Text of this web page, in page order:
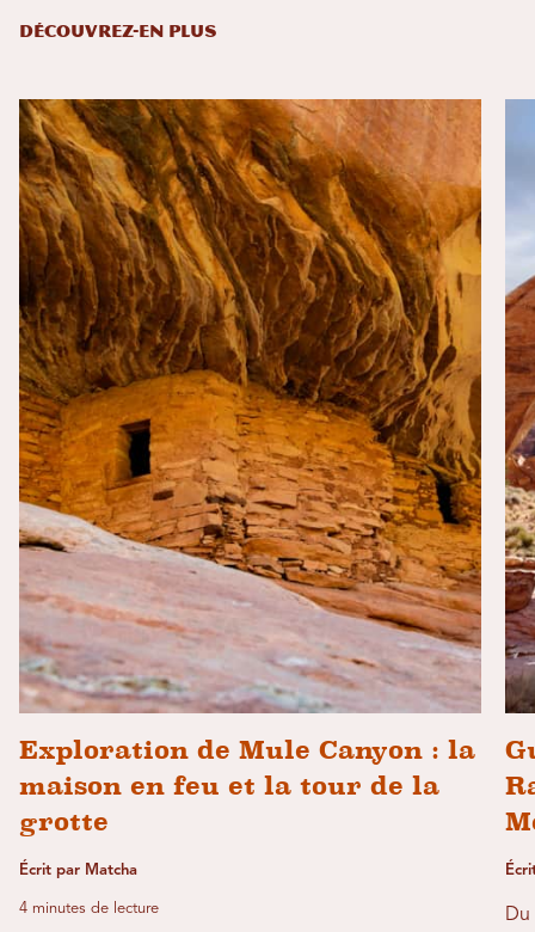
DÉCOUVREZ-EN PLUS
Exploration de Mule Canyon : la
maison en feu et la tour de la
grotte
Écrit par Matcha
4 minutes de lecture